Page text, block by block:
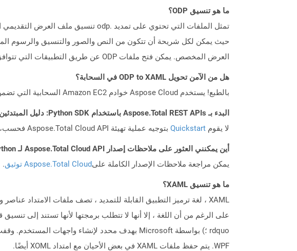
ما هو تنسيق ODP؟
حيث يمكن لكل شريحة أن تتكون من النص والصور والتنسيق والرسوم
العرض المخصص. يمكن فتح ملفات ODP عن طريق التطبيقات التي تتوافق مع تنسيق OpenDocument (مثل OpenOffice أو StarOffice).
هل من الآمن تحويل ODP to XAML في السحابة؟
بالطبع! يستخدم Aspose Cloud خوادم Amazon EC2 السحابية التي تضمن أمان الخدمة ومرونتها. يرجى قراءة المزيد عن الممارسات الأمنية في Aspose.
البدء بـ Aspose.Total REST APIs باستخدام Python SDK: دليل المبتدئين
لا يقوم Quickstart بتوجيه عملية تهيئة Aspose.Total Cloud API فحسب، بل يساعد أيضًا في تثبيت المكتبات المطلوبة.
أين يمكنني العثور على ملاحظات إصدار Aspose.Total Cloud API لـ Python؟
يمكن مراجعة ملاحظات الإصدار الكاملة علىAspose.Total Cloud توثيق .
ما هو تنسيق XAML؟
WPF. يتم حفظ ملفات XAML في بعض الأحيان مع امتداد XOML أيضًا.